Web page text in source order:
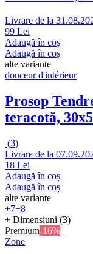
Livrare de la
99 Lei
Adaugă în coș
Adaugă în coș
alte variante
douceur d'intérieur
Prosop
teracotă,
(3)
Livrare de la
18 Lei
Adaugă în coș
Adaugă în coș
alte variante
+7+8
+ Dimensiuni (3)
Premium-16%
Zone